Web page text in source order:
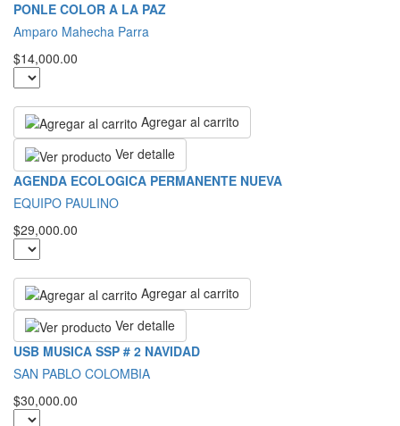
PONLE COLOR A LA PAZ
Amparo Mahecha Parra
$14,000.00
Agregar al carrito
Ver detalle
AGENDA ECOLOGICA PERMANENTE NUEVA
EQUIPO PAULINO
$29,000.00
Agregar al carrito
Ver detalle
USB MUSICA SSP # 2 NAVIDAD
SAN PABLO COLOMBIA
$30,000.00